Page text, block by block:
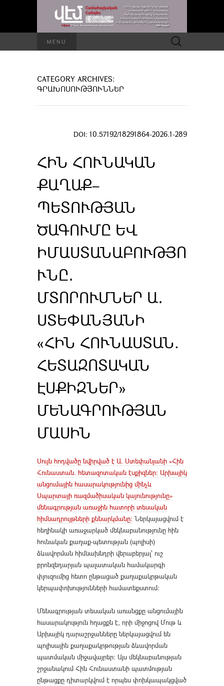
MENU Որոնել՝
CATEGORY ARCHIVES:
ԳՐԱԽՈՍՈՒԹՅՈՒՆՆԵՐ
DOI: 10.57192/18291864-2026.1-289
ՀԻՆ ՀՈՒՆԱԿԱՆ
ՔԱՂԱՔ–
ՊԵՏՈՒԹՅԱՆ
ԾԱԳՈՒՄԸ ԵՎ
ԻՄԱՍՏԱՆԱԲՈՒԹՅՈ
ՒՆԸ․
ՄՏՈՐՈՒՄՆԵՐ Ա․
ՍՏԵՓԱՆՅԱՆԻ
«ՀԻՆ ՀՈՒՆԱՍՏԱՆ.
ՀԵՏԱԶՈՏԱԿԱՆ
ԷՍՔԻԶՆԵՐ»
ՄԵՆԱԳՐՈՒԹՅԱՆ
ՄԱՍԻՆ
Սույն հոդվածը նվիրված է Ա. Ստեփանյանի «Հին
Հունաստան. հետազոտական էսքիզներ։ Արխայիկ
անցումային հասարակությունից մինչև
Սպարտայի ռազմածիսական կայունությունը»
մենագրության առաջին հատորի տեսական
հիմնադրույթների քննարկմանը։ Ներկայացվում է
հեղինակի առաջարկած մեկնաբանությունը հին
հունական քաղաք-պետության (պոլիսի)
ձևավորման հիմնախնդրի վերաբերյալ՝ ուշ
բրոնզեդարյան պալատական համակարգի
փլուզումից հետո ընթացած քաղաքակրթական
կերպափոխությունների համատեքստում։
Մենագրության տեսական առանցքը անցումային
հասարակություն հղացքն է, որի միջոցով Մութ և
Արխայիկ դարաշրջանները ներկայացվում են
պոլիսային քաղաքակրթության ձևավորման
պատմական միջավայրեր։ Այս մեկնաբանության
շրջանակում Հին Հունաստանի պատմության
ընթացքը դիտարկվում է որպես փոխկապակցված